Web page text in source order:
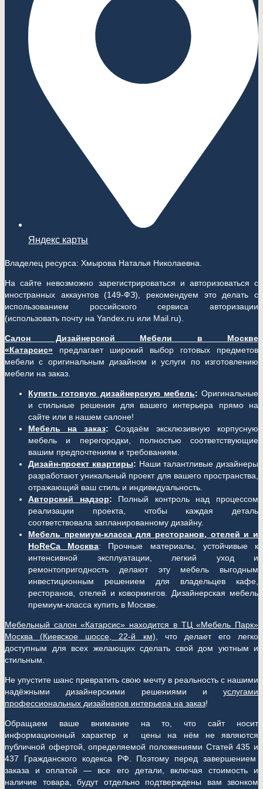
Яндекс карты
Владелец ресурса: Хмырова Наталья Николаевна.
На сайте невозможно зарегистрироваться и авторизоваться с
иностранных аккаунтов (149-ФЗ), рекомендуем это делать с
использованием российского сервиса авторизации
(использовать почту на Yandex.ru или Mail.ru).
Салон Дизайнерской Мебели в Москве
«Катарсис»
предлагает широкий выбор готовых предметов
мебели с оригинальным дизайном и услуги по изготовлению
мебели на заказ.
Купить готовую дизайнерскую мебель: Оригинальные
и стильные решения для вашего интерьера прямо на
сайте или в нашем салоне!
Мебель на заказ: Создаём эксклюзивную корпусную
мебель и перегородки, полностью соответствующие
вашим предпочтениям и требованиям.
Дизайн-проект квартиры: Наши талантливые дизайнеры
разработают уникальный проект для вашего пространства,
отражающий ваш стиль и индивидуальность.
Авторский надзор: Полный контроль над процессом
реализации проекта, чтобы каждая деталь
соответствовала запланированному дизайну.
Мебель премиум-класса для ресторанов, отелей и и
HoReCa Москва: Прочные материалы, устойчивые к
интенсивной эксплуатации, легкий уход и
ремонтопригодность делают эту мебель выгодным
инвестиционным решением для владельцев кафе,
ресторанов, отелей и коворкингов. Дизайнерская мебель
премиум-класса купить в Москве.
Мебельный салон «Катарсис» находится в ТЦ «Мебель Парк»
Москва (Киевское шоссе, 22-й км) , что делает его легко
доступным для всех желающих сделать свой дом уютным и
стильным.
Не упустите шанс превратить свою мечту в реальность с нашими
надёжными дизайнерскими решениями и услугами
профессиональных дизайнеров интерьера на заказ!
Обращаем ваше внимание на то, что сайт носит
информационный характер и цены на нём не являются
публичной офертой, определяемой положениями Статей 435 и
437 Гражданского кодекса РФ. Поэтому перед завершением
заказа и оплатой — все его детали, включая стоимость и
наличие товара, будут отдельно подтверждены вам звонком